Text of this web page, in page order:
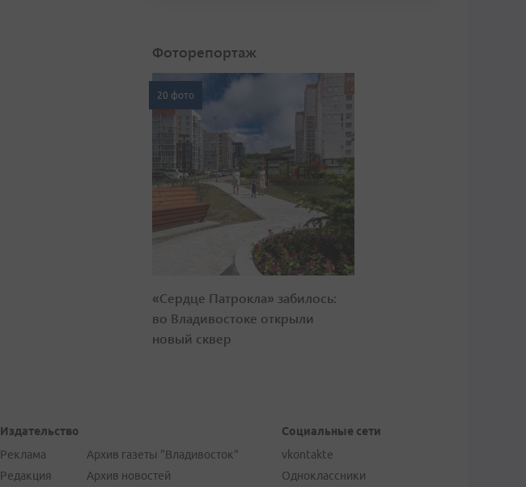
Фоторепортаж
20 фото
«Сердце Патрокла» забилось:
во Владивостоке открыли
новый сквер
Издательство
Реклама
Редакция
Архив газеты "Владивосток"
Архив новостей
Социальные сети
vkontakte
Одноклассники